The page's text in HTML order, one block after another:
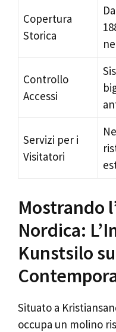
Copertura
Storica
Controllo
Accessi
Servizi per i
Visitatori
Mostrando
Nordica:
Kunstsilo
Situato a
occupa un molino